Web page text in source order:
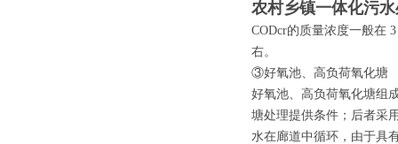
农村乡镇一体化污
CODcr的质量浓度一般在
右。
③好氧池、高负荷氧化塘
好氧池、高负荷氧化塘组
塘处理提供条件；后者采
水在廊道中循环，由于具